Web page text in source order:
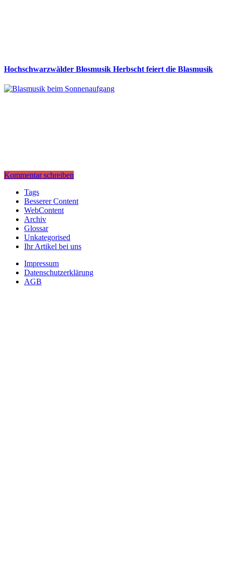
Hochschwarzwälder Blosmusik Herbscht feiert die Blasmusik
Kommentar schreiben
Tags
Besserer Content
WebContent
Archiv
Glossar
Unkategorised
Ihr Artikel bei uns
Impressum
Datenschutzerklärung
AGB